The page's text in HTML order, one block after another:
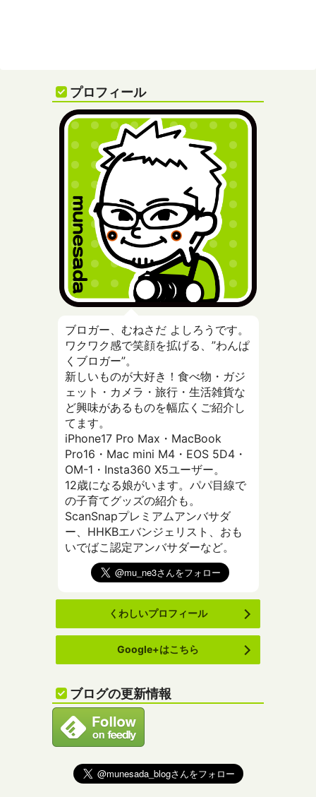
プロフィール
ブロガー、むねさだ よしろうです。
ワクワク感で笑顔を拡げる、”わんぱ
くブロガー”。
新しいものが大好き！食べ物・ガジ
ェット・カメラ・旅行・生活雑貨な
ど興味があるものを幅広くご紹介し
てます。
iPhone17 Pro Max・MacBook
Pro16・Mac mini M4・EOS 5D4・
OM-1・Insta360 X5ユーザー。
12歳になる娘がいます。パパ目線で
の子育てグッズの紹介も。
ScanSnapプレミアムアンバサダ
ー、HHKBエバンジェリスト、おも
いでばこ認定アンバサダーなど。
くわしいプロフィール
Google+はこちら
ブログの更新情報